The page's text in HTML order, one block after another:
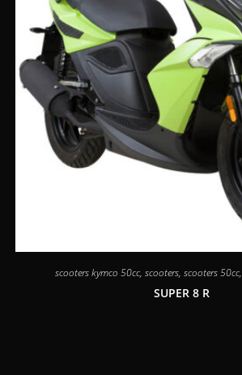
scooters kymco 50cc, scooters, scooters 50cc,
SUPER 8 R